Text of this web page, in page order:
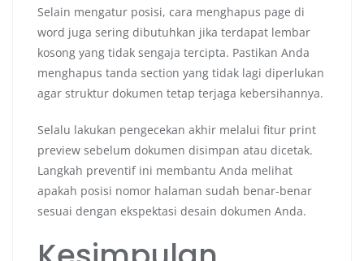
Selain mengatur posisi, cara menghapus page di
word juga sering dibutuhkan jika terdapat lembar
kosong yang tidak sengaja tercipta. Pastikan Anda
menghapus tanda section yang tidak lagi diperlukan
agar struktur dokumen tetap terjaga kebersihannya.
Selalu lakukan pengecekan akhir melalui fitur print
preview sebelum dokumen disimpan atau dicetak.
Langkah preventif ini membantu Anda melihat
apakah posisi nomor halaman sudah benar-benar
sesuai dengan ekspektasi desain dokumen Anda.